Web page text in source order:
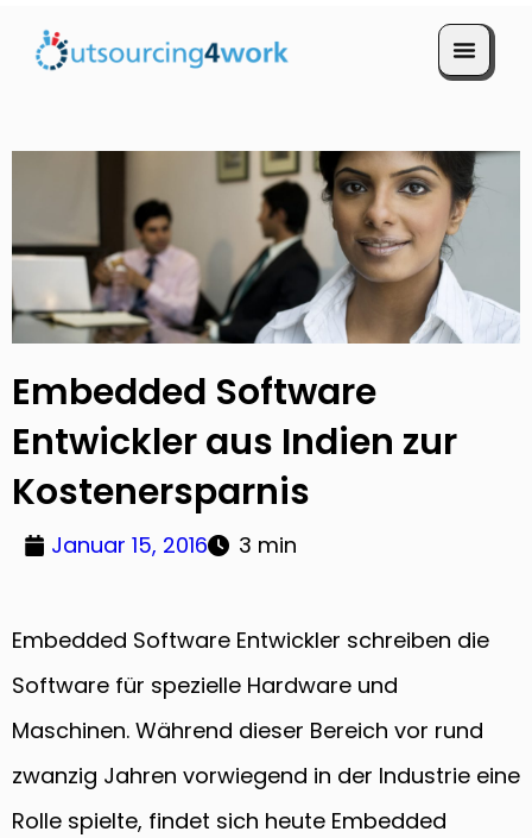
Embedded Software
Entwickler aus Indien zur
Kostenersparnis
Januar 15, 2016 3 min
Embedded Software Entwickler schreiben die
Software für spezielle Hardware und
Maschinen. Während dieser Bereich vor rund
zwanzig Jahren vorwiegend in der Industrie eine
Rolle spielte, findet sich heute Embedded